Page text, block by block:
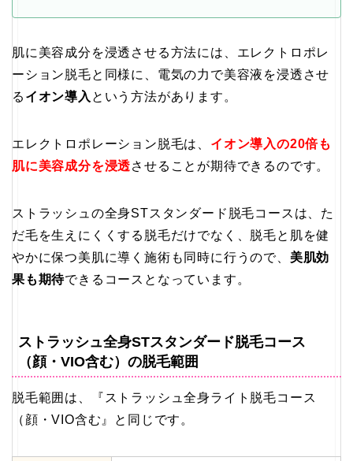
肌に美容成分を浸透させる方法には、エレクトロポレ
ーション脱毛と同様に、電気の力で美容液を浸透させ
る イオン導入 という方法があります。
エレクトロポレーション脱毛は、 イオン導入の20倍も
肌に美容成分を浸透させることが期待できるのです。
ストラッシュの全身STスタンダード脱毛コースは、た
だ毛を生えにくくする脱毛だけでなく、脱毛と肌を健
やかに保つ美肌に導く施術も同時に行うので、 美肌効
果も期待できるコースとなっています。
ストラッシュ全身STスタンダード脱毛コース
（顔・VIO含む）の脱毛範囲
脱毛範囲は、『ストラッシュ全身ライト脱毛コース
（顔・VIO含む』と同じです。